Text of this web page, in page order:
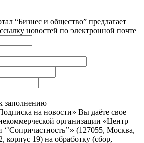
“Бизнес и общество” предлагает
новостей по электронной почте
заполнению
на новости» Вы даёте свое
организации «Центр
(127055, Москва,
корпус 19) на обработку (сбор,